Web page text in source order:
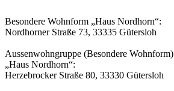
Besondere Wohnform „Haus Nordhorn“:
Nordhorner Straße 73, 33335 Gütersloh
Aussenwohngruppe (Besondere Wohnform)
„Haus Nordhorn“:
Herzebrocker Straße 80, 33330 Gütersloh